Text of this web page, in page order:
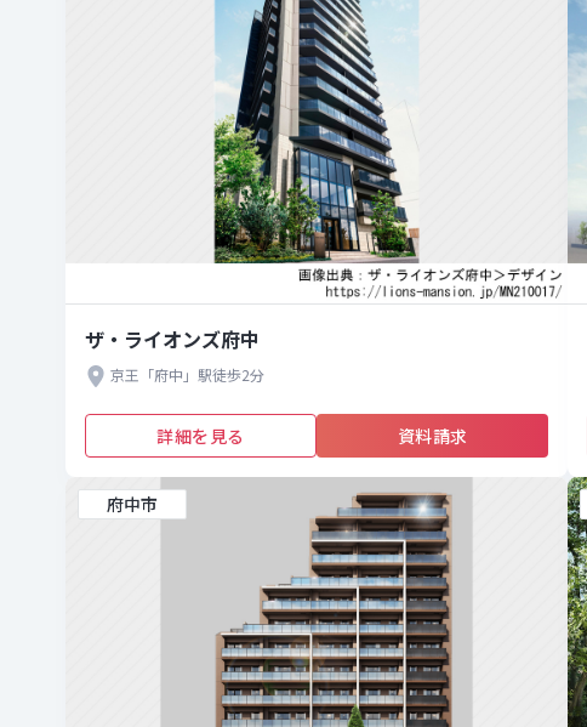
ザ・ライオンズ府中
京王「府中」駅徒歩2分
詳細を見る 資料請求
府中市